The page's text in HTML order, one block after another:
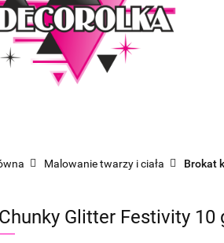
Malowanie twarzy i ciała Brokat
Glitter Festivity 10